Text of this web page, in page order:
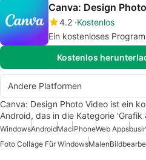
Canva: Design
4.2 Kostenlos
Ein kostenloses
Kostenlos
Andere Platformen
Canva: Design Photo Video ist ein
Android, das in die Kategorie 'Grafik
WindowsAndroidMaciPhoneWeb Apps
Foto Collage Für WindowsMalen